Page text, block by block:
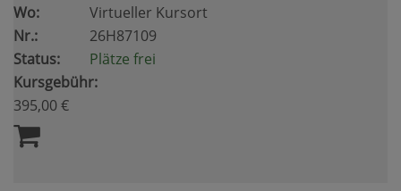
Wo:
Virtueller Kursort
Nr.:
26H87109
Status:
Plätze frei
Kursgebühr:
395,00 €